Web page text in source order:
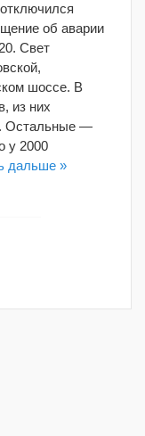
об аварии
Свет
шоссе. В
из них
Остальные —
у 2000
дальше »